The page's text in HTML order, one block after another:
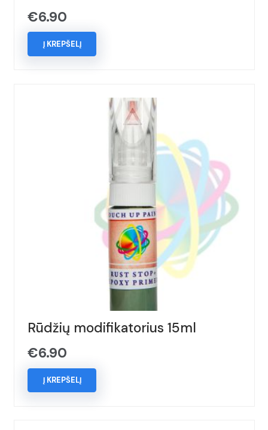
€6.90
Į KREPŠELĮ
Rūdžių modifikatorius 15ml
€6.90
Į KREPŠELĮ